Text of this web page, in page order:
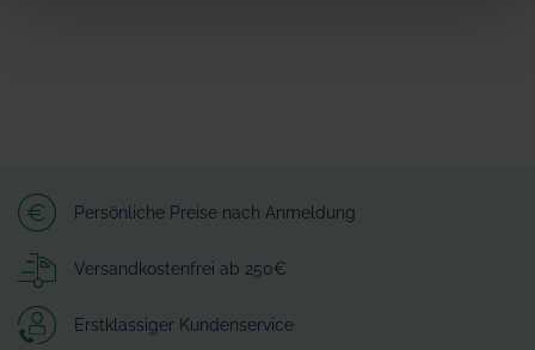
Persönliche Preise nach Anmeldung
Versandkostenfrei ab 250€
Erstklassiger Kundenservice